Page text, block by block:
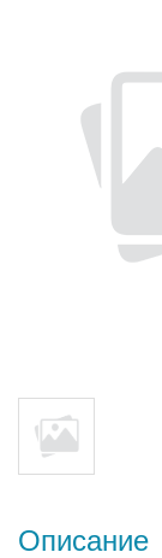
Описание